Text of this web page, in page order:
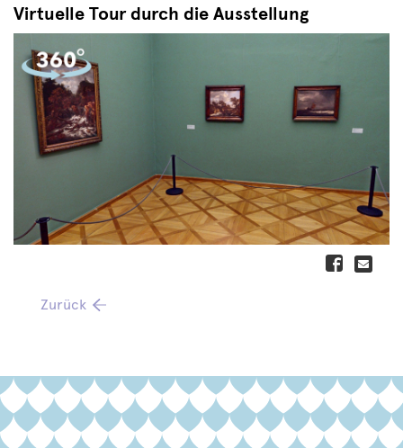
Virtuelle Tour durch die Ausstellung
Zurück